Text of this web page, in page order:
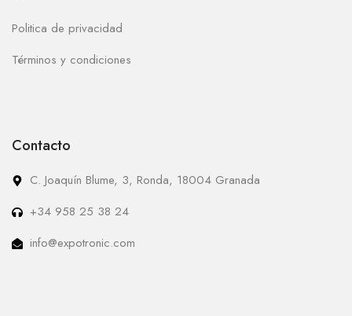
Politica de privacidad
Términos y condiciones
Contacto
C. Joaquín Blume, 3, Ronda, 18004 Granada
+34 958 25 38 24
info@expotronic.com